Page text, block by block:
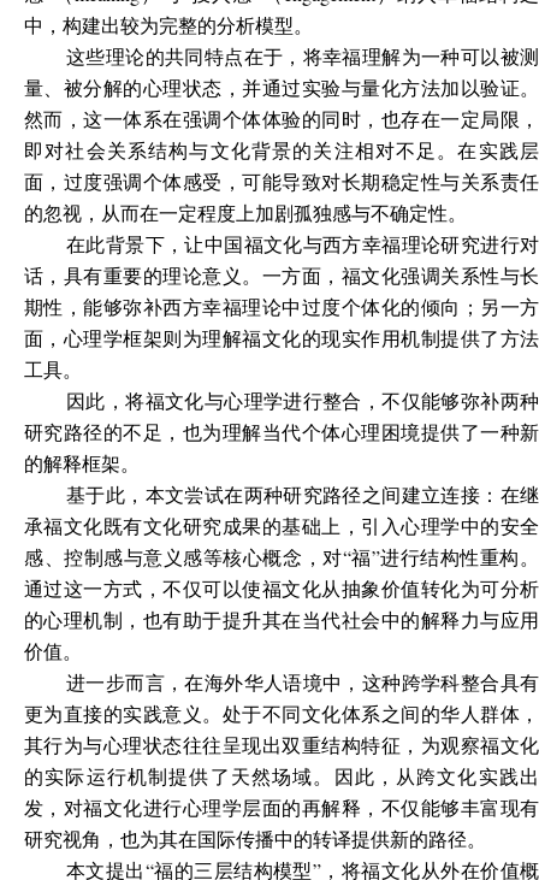
中，构建出较为完整的分析模型。
这些理论的共同特点在于，将幸福理解为一种可以被测
量、被分解的心理状态，并通过实验与量化方法加以验证。
然而，这一体系在强调个体体验的同时，也存在一定局限，
即对社会关系结构与文化背景的关注相对不足。在实践层
面，过度强调个体感受，可能导致对长期稳定性与关系责任
的忽视，从而在一定程度上加剧孤独感与不确定性。
在此背景下，让中国福文化与西方幸福理论研究进行对
话，具有重要的理论意义。一方面，福文化强调关系性与长
期性，能够弥补西方幸福理论中过度个体化的倾向；另一方
面，心理学框架则为理解福文化的现实作用机制提供了方法
工具。
因此，将福文化与心理学进行整合，不仅能够弥补两种
研究路径的不足，也为理解当代个体心理困境提供了一种新
的解释框架。
基于此，本文尝试在两种研究路径之间建立连接：在继
承福文化既有文化研究成果的基础上，引入心理学中的安全
感、控制感与意义感等核心概念，对“福”进行结构性重构。
通过这一方式，不仅可以使福文化从抽象价值转化为可分析
的心理机制，也有助于提升其在当代社会中的解释力与应用
价值。
进一步而言，在海外华人语境中，这种跨学科整合具有
更为直接的实践意义。处于不同文化体系之间的华人群体，
其行为与心理状态往往呈现出双重结构特征，为观察福文化
的实际运行机制提供了天然场域。因此，从跨文化实践出
发，对福文化进行心理学层面的再解释，不仅能够丰富现有
研究视角，也为其在国际传播中的转译提供新的路径。
本文提出“福的三层结构模型”，将福文化从外在价值概